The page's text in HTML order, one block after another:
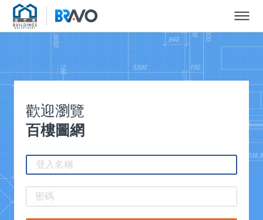
Skip to content
歡迎瀏覽
百樓圖網